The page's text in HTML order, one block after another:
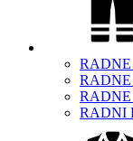
RADNI